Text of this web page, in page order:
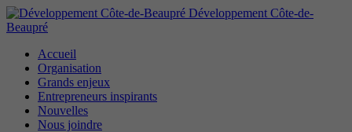
Développement Côte-de-
Beaupré
Accueil
Organisation
Grands enjeux
Entrepreneurs inspirants
Nouvelles
Nous joindre